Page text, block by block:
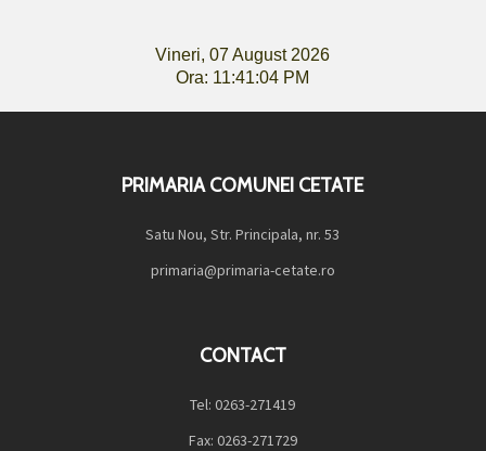
Vineri, 07 August 2026
Ora: 11:41:05 PM
PRIMARIA COMUNEI CETATE
Satu Nou, Str. Principala, nr. 53
primaria@primaria-cetate.ro
CONTACT
Tel: 0263-271419
Fax: 0263-271729